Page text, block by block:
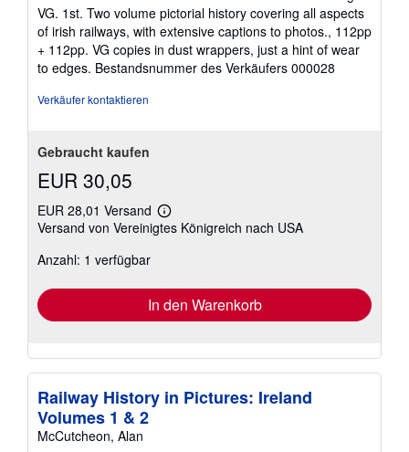
von
5
Sternen
VG. 1st. Two volume pictorial history covering all aspects
of irish railways, with extensive captions to photos., 112pp
+ 112pp. VG copies in dust wrappers, just a hint of wear
to edges. Bestandsnummer des Verkäufers 000028
Verkäufer kontaktieren
Gebraucht kaufen
EUR 30,05
EUR 28,01 Versand
Weitere
Informationen
Versand von Vereinigtes Königreich nach USA
Anzahl: 1 verfügbar
In den Warenkorb
Railway History in Pictures: Ireland
Volumes 1 & 2
McCutcheon, Alan